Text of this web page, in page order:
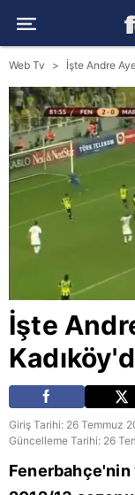
Web Tv İşte Andre
İşte
Giriş Tarihi: 26 Temmuz
Güncelleme Tarihi: 26